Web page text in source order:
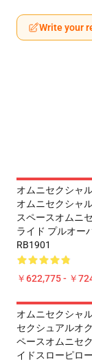
Write your
オムニセクシャ
オムニセクシャ
スペースオムニ
ライド プルオー
RB1901
￥622,775 - ￥
オムニセクシャ
セクシュアルオ
ペースオムニセ
イドスローピロ